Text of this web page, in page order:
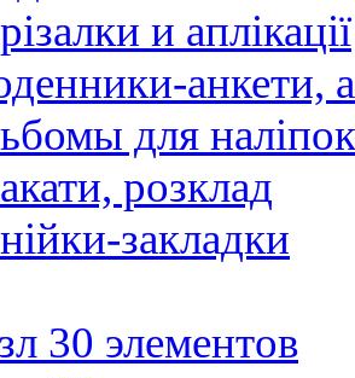
и аплікації
анкети,
для наліпок
розклад
закладки
30 элементов